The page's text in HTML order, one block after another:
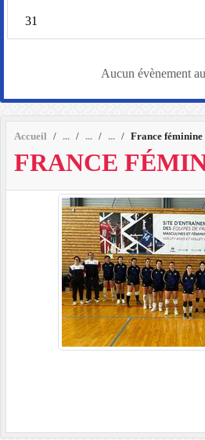
Accueil France féminine
FRANCE
31
Aucun évènement